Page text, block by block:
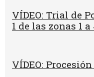
VÍDEO: Trial de
1 de las zonas 1 a
VÍDEO: